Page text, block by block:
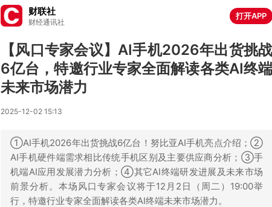
财联社
财经通讯社
打开APP
【风口专家会议】AI手机2026年出货挑战
6亿台，特邀行业专家全面解读各类AI终端
未来市场潜力
2025-12-02 15:13
①AI手机2026年出货挑战6亿台！努比亚AI手机亮点介绍；②
AI手机硬件端需求相比传统手机区别及主要供应商分析；③手
机端AI应用发展潜力分析；④其它AI终端研发进展及未来市场
前景分析。本场风口专家会议将于12月2日（周二）19:00举
行，特邀行业专家全面解读各类AI终端未来市场潜力。